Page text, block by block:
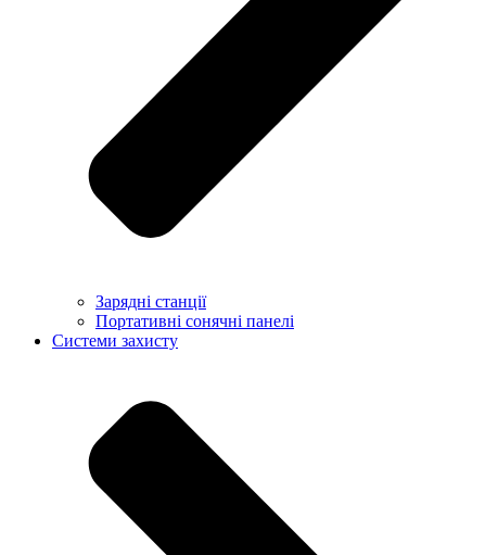
Зарядні станції
Портативні сонячні панелі
Системи захисту